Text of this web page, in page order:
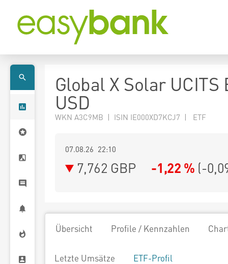
Global X Solar UCITS
USD
WKN A3C9MB | ISIN IE000XD7KCJ7 | ETF
07.08.26 22:10
7,762 GBP -1,22 % (-
Übersicht Profile / Kennzahlen
Letzte Umsätze ETF-Profil